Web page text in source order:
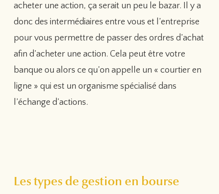
acheter une action, ça serait un peu le bazar. Il y a
donc des intermédiaires entre vous et l’entreprise
pour vous permettre de passer des ordres d’achat
afin d’acheter une action. Cela peut être votre
banque ou alors ce qu’on appelle un « courtier en
ligne » qui est un organisme spécialisé dans
l’échange d’actions.
Les types de gestion en bourse